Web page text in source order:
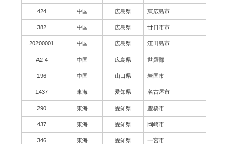
424 中国 広島県 東広島市
382 中国 広島県 廿日市市
20200001 中国 広島県 江田島市
A2-4 中国 広島県 世羅郡
196 中国 山口県 岩国市
1437 東海 愛知県 名古屋市
290 東海 愛知県 豊橋市
437 東海 愛知県 岡崎市
346 東海 愛知県 一宮市